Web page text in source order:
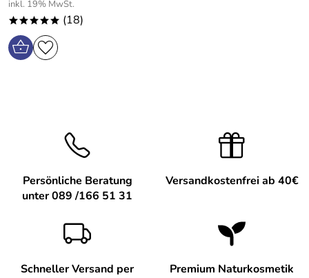
inkl. 19% MwSt.
***** (18)
Persönliche Beratung
unter 089 /166 51 31
Versandkostenfrei ab 40€
Schneller Versand per
Premium Naturkosmetik